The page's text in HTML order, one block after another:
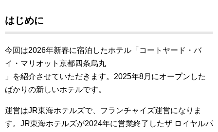
はじめに
今回は2026年新春に宿泊したホテル「コートヤード・バ
イ・マリオット京都四条烏丸
」を紹介させていただきます。 2025年8月にオープンした
ばかりの新しいホテルです。
運営はJR東海ホテルズで、フランチャイズ運営になりま
す。JR東海ホテルズが2024年に営業終了したザ ロイヤルパ